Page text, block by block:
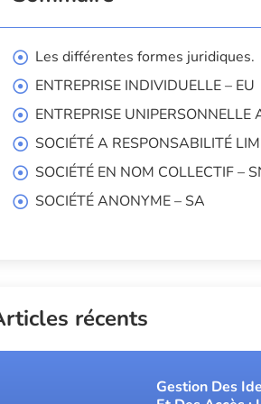
Les différentes formes juridiques.
ENTREPRISE INDIVIDUELLE – EU
SOCIÉTÉ EN NOM COLLECTIF –
SOCIÉTÉ ANONYME – SA
récents
Gestion Des